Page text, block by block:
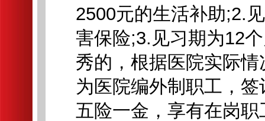
2500元的生活补助;2.
害保险;3.见习期为12
秀的，根据医院实际
为医院编外制职工，
五险一金，享有在岗